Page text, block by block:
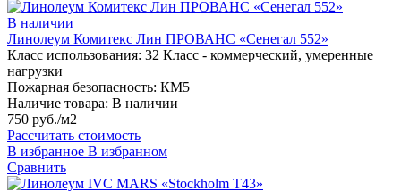
В наличии
Линолеум Комитекс Лин ПРОВАНС «Сенегал 552»
Класс использования: 32 Класс - коммерческий, умеренные
нагрузки
Пожарная безопасность: КМ5
Наличие товара: В наличии
750 руб./м2
Рассчитать стоимость
В избранное В избранном
Сравнить